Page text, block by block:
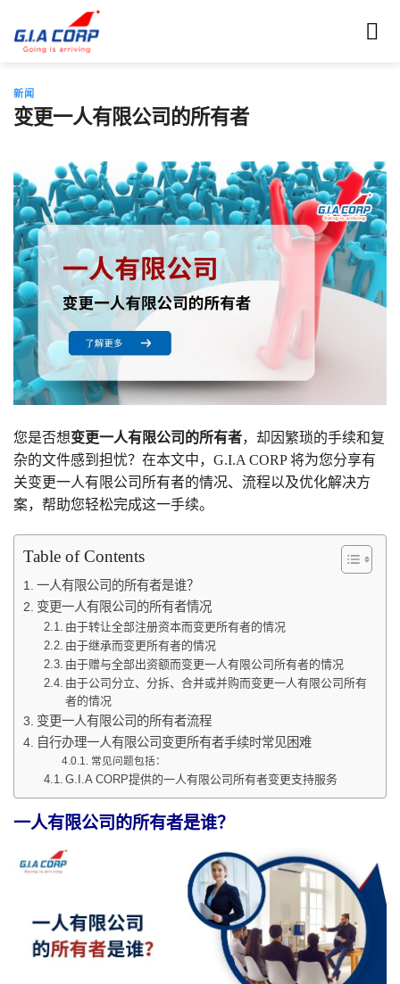
新闻
变更一人有限公司的所有者
您是否想变更一人有限公司的所有者，却因繁琐的手续和复
杂的文件感到担忧？在本文中，G.I.A CORP 将为您分享有
关变更一人有限公司所有者的情况、流程以及优化解决方
案，帮助您轻松完成这一手续。
Table of Contents
一人有限公司的所有者是谁？
变更一人有限公司的所有者情况
由于转让全部注册资本而变更所有者的情况
由于继承而变更所有者的情况
由于赠与全部出资额而变更一人有限公司所有者的情况
由于公司分立、分拆、合并或并购而变更一人有限公司所有
者的情况
变更一人有限公司的所有者流程
自行办理一人有限公司变更所有者手续时常见困难
常见问题包括：
G.I.A CORP提供的一人有限公司所有者变更支持服务
一人有限公司的所有者是谁？